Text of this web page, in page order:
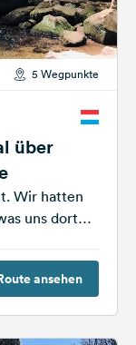
5 Wegpunkte
über
Wir hatten
uns dort
ansehen